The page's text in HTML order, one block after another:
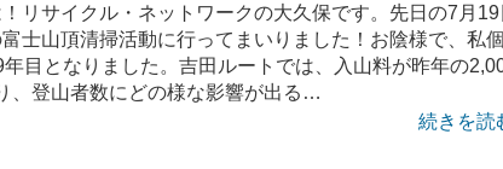
リサイクル・ネットワークの大久保です。先日の7月19
富士山頂清掃活動に行ってまいりました！お陰様で、私
目となりました。吉田ルートでは、入山料が昨年の
、登山者数にどの様な影響が出る…
続きを読